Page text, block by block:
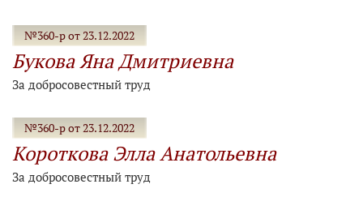
№360-р от 23.12.2022
Букова Яна Дмитриевна
За добросовестный труд
№360-р от 23.12.2022
Короткова Элла Анатольевна
За добросовестный труд